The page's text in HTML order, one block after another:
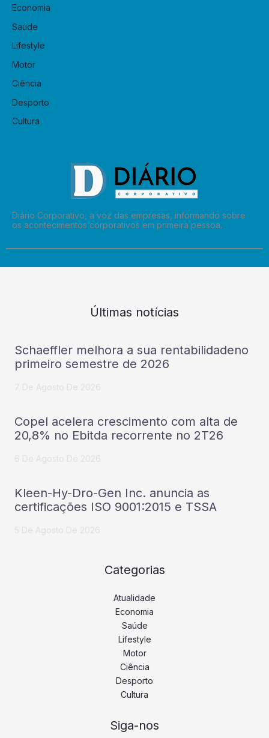
Economia
Saúde
Lifestyle
Motor
Ciência
Desporto
Cultura
Diário Corporativo, a voz das empresas, informando sobre
os acontecimentos corporativos em primeira pessoa.
Últimas notícias
Schaeffler melhora a sua rentabilidadeno
primeiro semestre de 2026
Copel acelera crescimento com alta de
20,8% no Ebitda recorrente no 2T26
Kleen-Hy-Dro-Gen Inc. anuncia as
certificações ISO 9001:2015 e TSSA
Categorias
Atualidade
Economia
Saúde
Lifestyle
Motor
Ciência
Desporto
Cultura
Siga-nos